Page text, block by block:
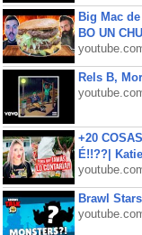
Big Mac
BO UN
Rels B,
+20
É!!??|
Brawl